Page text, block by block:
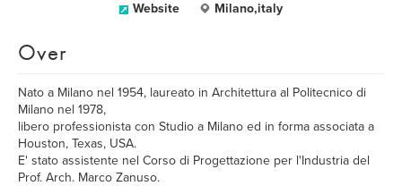
Website Milano,italy
Over
Nato a Milano nel 1954, laureato in Architettura al Politecnico di
Milano nel 1978,
libero professionista con Studio a Milano ed in forma associata a
Houston, Texas, USA.
E' stato assistente nel Corso di Progettazione per l'Industria del
Prof. Arch. Marco Zanuso.